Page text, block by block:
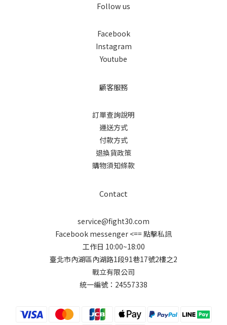
Follow us
Facebook
Instagram
Youtube
顧客服務
訂單查詢說明
運送方式
付款方式
退換貨政策
購物須知條款
Contact
service@fight30.com
Facebook messenger <== 點擊私訊
工作日 10:00~18:00
臺北市內湖區內湖路1段91巷17號2樓之2
戰立有限公司
統一編號：24557338